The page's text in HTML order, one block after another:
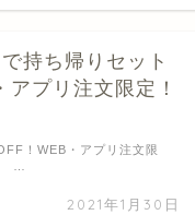
持ち帰りセット
プリ注文限定！
2021年1月30日
！WEB・アプリ注文限
…